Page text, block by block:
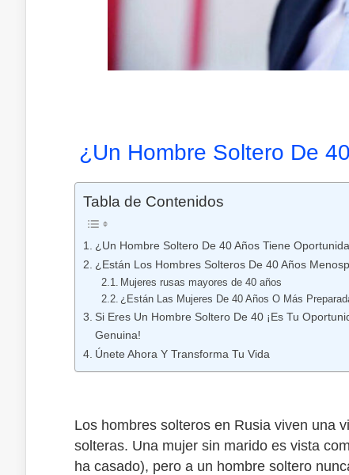
¿Un Hombre Soltero De
Tabla de Contenidos
¿Un Hombre Soltero De 40 Años Tiene
¿Están Los Hombres Solteros De 40 Años
Mujeres rusas mayores de 40 años
¿Están Las Mujeres De 40 Años O Más
Si Eres Un Hombre Soltero De 40 ¡Es Tu
Genuina!
Únete Ahora Y Transforma Tu Vida
Los hombres solteros en Rusia viven una
solteras. Una mujer sin marido es vista
ha casado), pero a un hombre soltero